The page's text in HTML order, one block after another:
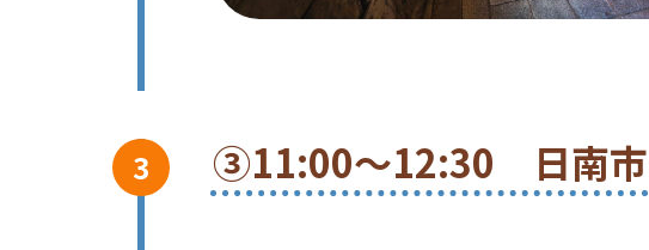
③11:00～12:30 日南市